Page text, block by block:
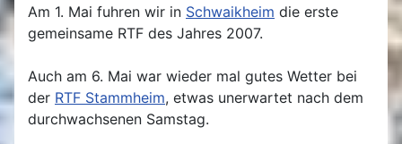
Am 1. Mai fuhren wir in Schwaikheim die erste
gemeinsame RTF des Jahres 2007.
Auch am 6. Mai war wieder mal gutes Wetter bei
der RTF Stammheim, etwas unerwartet nach dem
durchwachsenen Samstag.